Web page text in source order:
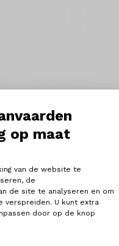
op maat
van de website te
de
de site te analyseren en om
verspreiden. U kunt extra
door op de knop
Sram Froce
vélo réactif et malgré